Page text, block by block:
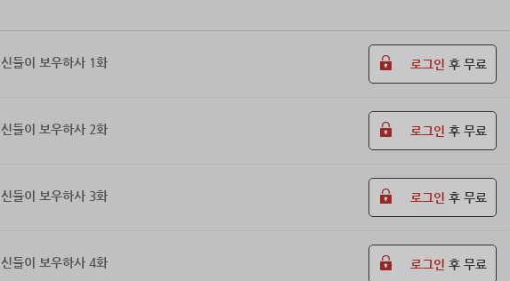
신들이 보우하사 1화 로그인 후 무료
신들이 보우하사 2화 로그인 후 무료
신들이 보우하사 3화 로그인 후 무료
신들이 보우하사 4화 로그인 후 무료